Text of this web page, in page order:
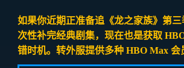
如果你近期正准备追《龙之家族》第
次性补完经典剧集，现在也是获取
错时机。转外服提供多种 HBO Max 会